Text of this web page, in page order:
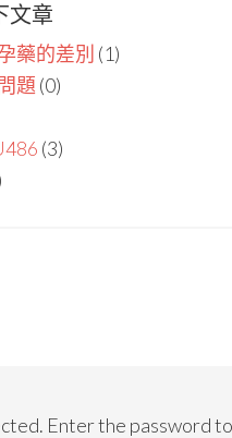
文章
藥的差別 (1)
題 (0)
(3)
Enter the password